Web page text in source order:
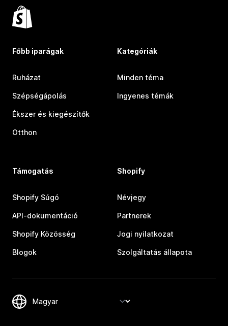
Főbb iparágak
Ruházat
Szépségápolás
Ékszer és kiegészítők
Otthon
Kategóriák
Minden téma
Ingyenes témák
Támogatás
Shopify Súgó
API-dokumentáció
Shopify Közösség
Blogok
Shopify
Névjegy
Partnerek
Jogi nyilatkozat
Szolgáltatás állapota